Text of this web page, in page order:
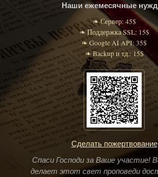
Наши ежемесячные
❧ Сервер: 45$
❧ Поддержка SSL: 15$
❧ Google AI API: 35$
❧ Backup и тд.: 15$
Сделать пожертвование
Спаси Господи за Ваше участие!
делает этот свет проповеди